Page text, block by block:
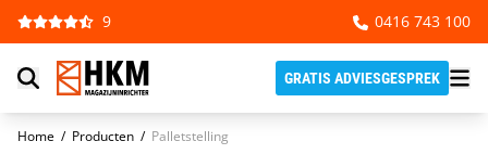
Ga naar de inhoud
9 0416 743 100
GRATIS ADVIESGESPREK
Home / Producten / Palletstelling